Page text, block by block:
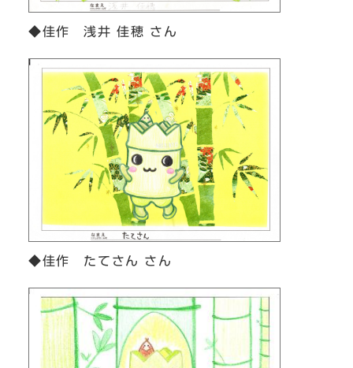
◆佳作 浅井 佳穂 さん
◆佳作 たてさん さん